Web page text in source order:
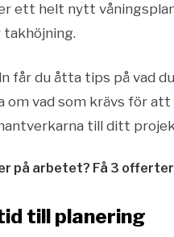
ett helt nytt
får du åtta tips på vad
om vad som krävs för
till ditt
på arbetet? Få 3 offerter
till planering